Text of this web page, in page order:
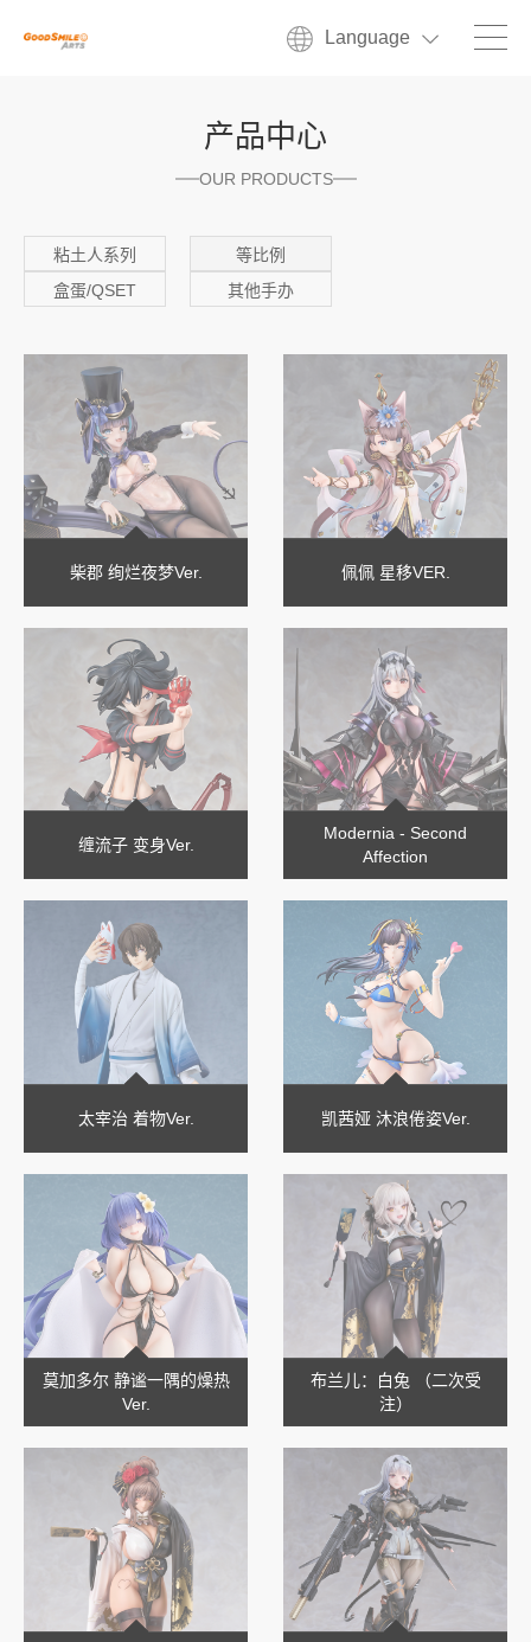
Language
产品中心
OUR PRODUCTS
粘土人系列
等比例
盒蛋/QSET
其他手办
柴郡 绚烂夜梦Ver. 佩佩 星移VER.
缠流子 变身Ver.
Modernia - Second
Affection
太宰治 着物Ver. 凯茜娅 沐浪倦姿Ver.
莫加多尔 静谧一隅的燥热
Ver.
布兰儿：白兔 （二次受
注）